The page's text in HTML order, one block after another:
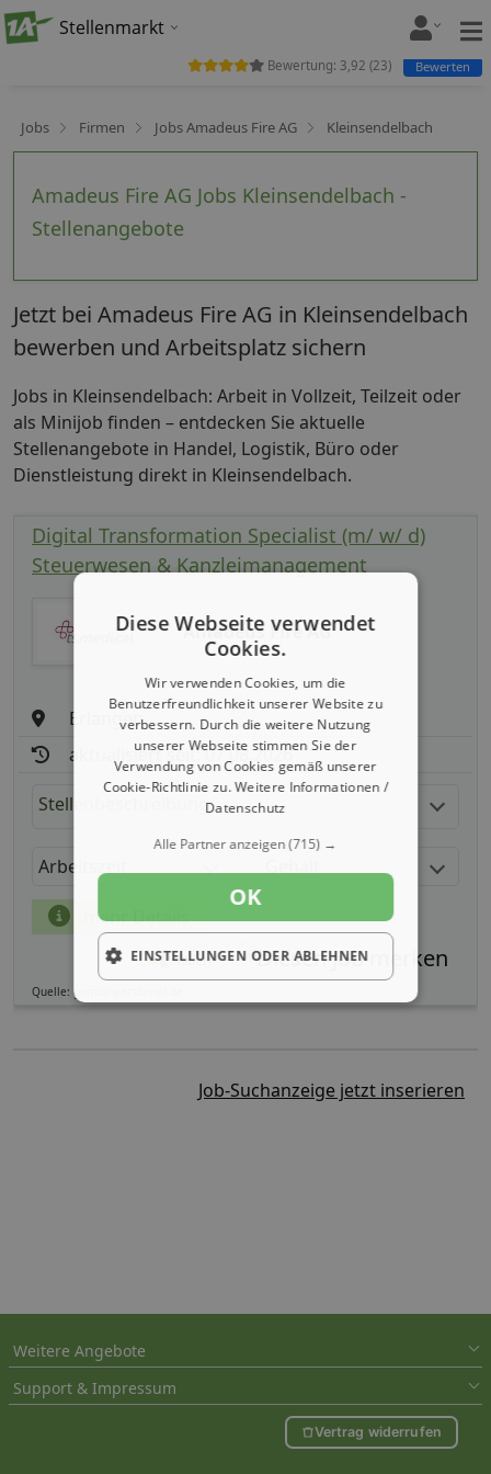
Stellenmarkt
Jobs Firmen Jobs Amadeus Fire AG Kleinsendelbach
Amadeus Fire AG Jobs Kleinsendelbach -
Stellenangebote
Bewertung: 3,92 (23) Bewerten
Jetzt bei Amadeus Fire AG in Kleinsendelbach
bewerben und Arbeitsplatz sichern
Jobs in Kleinsendelbach: Arbeit in Vollzeit, Teilzeit oder
als Minijob finden – entdecken Sie aktuelle
Stellenangebote in Handel, Logistik, Büro oder
Dienstleistung direkt in Kleinsendelbach.
Digital Transformation Specialist (m/ w/ d)
Steuerwesen & Kanzleimanagement
Amadeus Fire AG
Erlangen
aktualisiert seit: 07.08.2026
Stellenbeschreibung:
Arbeitszeit
mehr Details
Teilen
Quelle: germanpersonnel.de
Job-Suchanzeige jetzt inserieren
Weitere Angebote
Support & Impressum
Vertrag widerrufen
Diese Webseite verwendet
Cookies.
Wir verwenden Cookies, um die
Benutzerfreundlichkeit unserer Website zu
verbessern. Durch die weitere Nutzung
unserer Webseite stimmen Sie der
Verwendung von Cookies gemäß unserer
Cookie-Richtlinie zu.Weitere Informationen /
Datenschutz
Alle Partner anzeigen(715) →
OK
EINSTELLUNGEN ODER ABLEHNEN